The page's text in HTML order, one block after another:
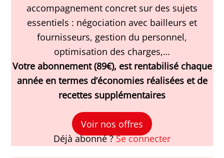
accompagnement concret sur des sujets
essentiels : négociation avec bailleurs et
fournisseurs, gestion du personnel,
optimisation des charges,…
Votre abonnement (89€), est rentabilisé chaque
année en termes d’économies réalisées et de
recettes supplémentaires
Voir nos offres
Déjà abonné ?Se connecter